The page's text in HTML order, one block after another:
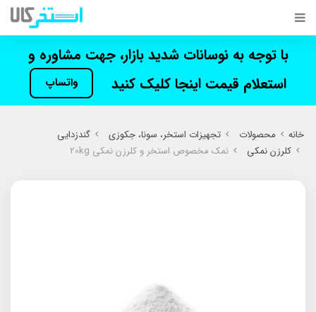
با توجه به نوسانات شدید بازار، جهت مشاوره و
استعلام قیمت اینجا کلیک کنید
واتساپ
خانه محصولات تجهیزات استخر، سونا، جکوزی
گندزدایی
کلرزن نمکی
نمک مخصوص استخر و کلرزن نمکی 20kg